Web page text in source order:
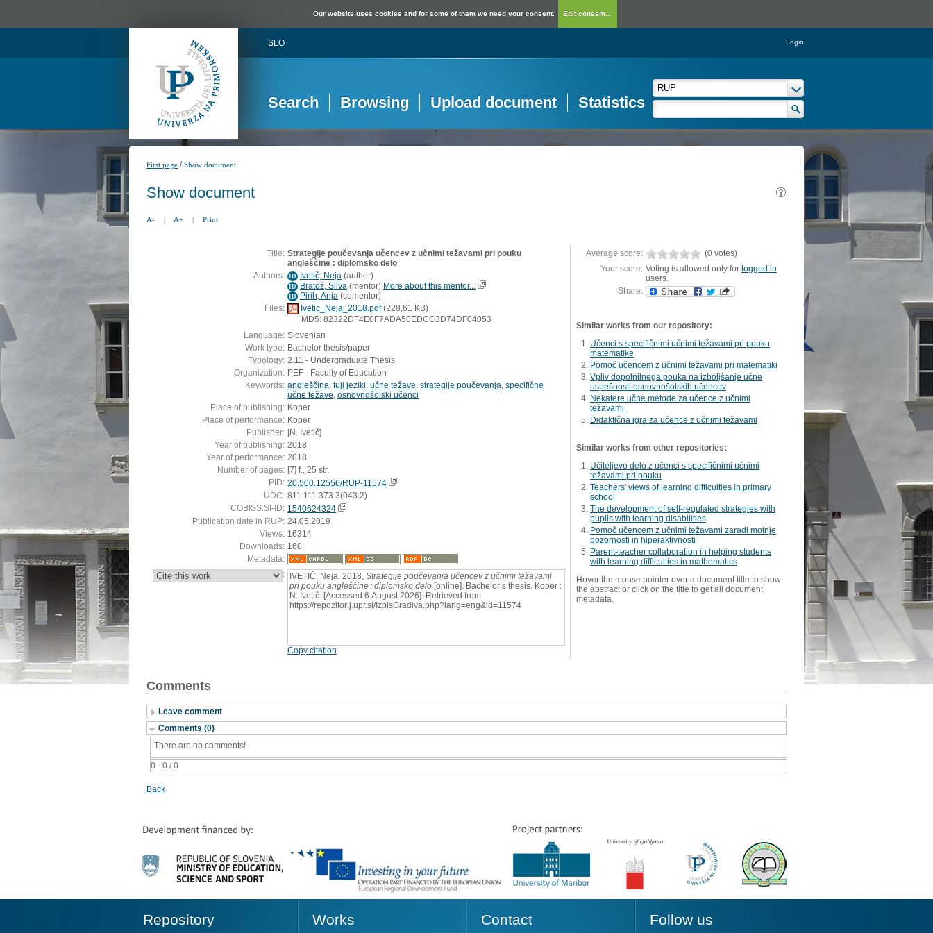
Our website uses cookies and for some of them we need your consent. Edit consent...
SLO Login
Search Browsing Upload document Statistics
First page /Show document
Show document
A- | A+ | Print
Title: Strategije poučevanja učencev z učnimi težavami pri pouku
angleščine : diplomsko delo
Authors: ID Ivetič, Neja (author)
ID Bratož, Silva (mentor) More about this mentor...
ID Pirih, Anja (comentor)
Files:
Ivetic_Neja_2018.pdf(228,61 KB)
MD5: 82322DF4E0F7ADA50EDCC3D74DF04053
Language: Slovenian
Work type: Bachelor thesis/paper
Typology: 2.11 - Undergraduate Thesis
Organization: PEF - Faculty of Education
Keywords: angleščina tuji jeziki učne težave strategije poučevanja specifične
učne težave osnovnošolski učenci
Place of publishing: Koper
Place of performance: Koper
Publisher: [N. Ivetič]
Year of publishing: 2018
Year of performance: 2018
Number of pages: [7] f., 25 str.
PID: 20.500.12556/RUP-11574
UDC: 811.111:373.3(043.2)
COBISS.SI-ID: 1540624324
Publication date in RUP: 24.05.2019
Views: 16314
Downloads: 160
Metadata:
: IVETIČ, Neja, 2018, Strategije poučevanja učencev z učnimi težavami
pri pouku angleščine : diplomsko delo [online]. Bachelor’s thesis. Koper :
N. Ivetič. [Accessed 6 August 2026]. Retrieved from:
https://repozitorij.upr.si/IzpisGradiva.php?lang=eng&id=11574
Copy citation
Average score:
(0 votes)
Your score: Voting is allowed only for logged in
users.
Share:
Similar works from our repository:
Učenci s specifičnimi učnimi težavami pri pouku
matematike
Pomoč učencem z učnimi težavami pri matematiki
Vpliv dopolnilnega pouka na izboljšanje učne
uspešnosti osnovnošolskih učencev
Nekatere učne metode za učence z učnimi
težavami
Didaktična igra za učence z učnimi težavami
Similar works from other repositories:
Učiteljevo delo z učenci s specifičnimi učnimi
težavami pri pouku
Teachers' views of learning difficulties in primary
school
The development of self-regulated strategies with
pupils with learning disabilities
Pomoč učencem z učnimi težavami zaradi motnje
pozornosti in hiperaktivnosti
Parent-teacher collaboration in helping students
with learning difficulties in mathematics
Hover the mouse pointer over a document title to show
the abstract or click on the title to get all document
metadata.
Comments
Leave comment
Comments (0)
0 - 0 / 0
There are no comments!
Back
Repository Works Contact Follow us